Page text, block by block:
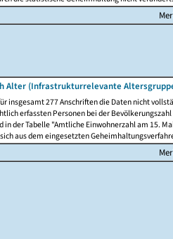
Alter (Infrastrukturrelevante
insgesamt 277 Anschriften die Daten nicht
erfassten Personen bei der
in der Tabelle "Amtliche Einwohnerzahl am 15.
aus dem eingesetzten